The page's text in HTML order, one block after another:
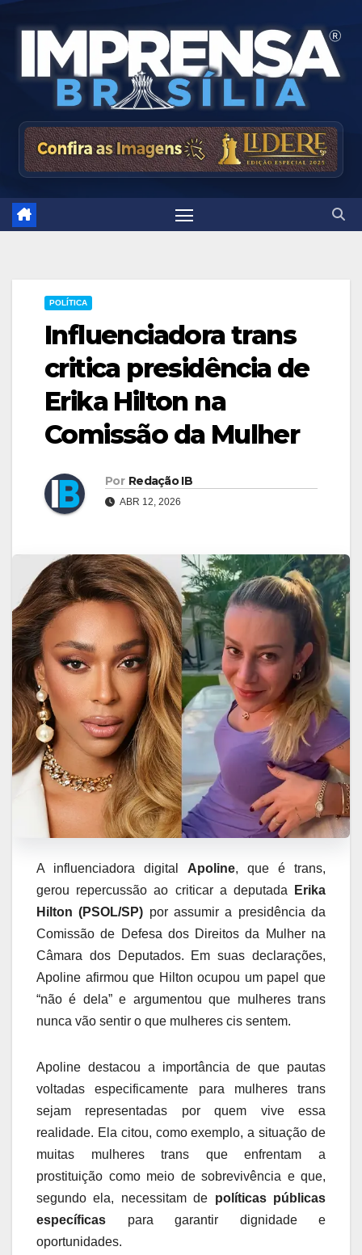
POLÍTICA
Influenciadora trans
critica presidência de
Erika Hilton na
Comissão da Mulher
Por Redação IB
ABR 12, 2026
A influenciadora digital Apoline, que é trans,
gerou repercussão ao criticar a deputada
Erika
Hilton (PSOL/SP) por assumir a presidência da
Comissão de Defesa dos Direitos da Mulher na
Câmara dos Deputados. Em suas declarações,
Apoline afirmou que Hilton ocupou um papel que
“não é dela” e argumentou que mulheres trans
nunca vão sentir o que mulheres cis sentem.
Apoline destacou a importância de que pautas
voltadas especificamente para mulheres trans
sejam representadas por quem vive essa
realidade. Ela citou, como exemplo, a situação de
muitas mulheres trans que enfrentam a
prostituição como meio de sobrevivência e que,
segundo ela, necessitam de políticas públicas
específicas para garantir dignidade e
oportunidades.